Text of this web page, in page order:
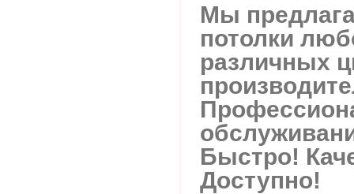
Мы
потолки
различных
Быстро!
Доступно!